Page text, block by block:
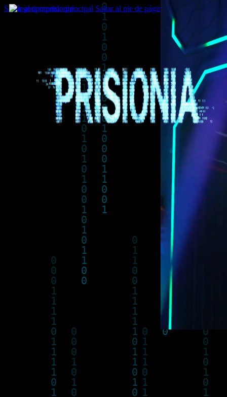
Saltar al contenido principal Saltar al pie de página